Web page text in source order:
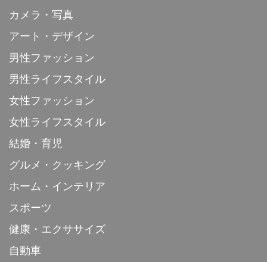
カメラ・写真
アート・デザイン
男性ファッション
男性ライフスタイル
女性ファッション
女性ライフスタイル
結婚・育児
グルメ・クッキング
ホーム・インテリア
スポーツ
健康・エクササイズ
自動車